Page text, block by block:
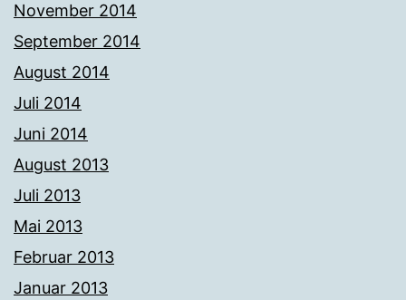
November 2014
September 2014
August 2014
Juli 2014
Juni 2014
August 2013
Juli 2013
Mai 2013
Februar 2013
Januar 2013